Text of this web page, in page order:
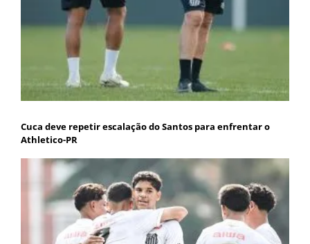
Cuca deve repetir escalação do Santos para enfrentar o
Athletico-PR